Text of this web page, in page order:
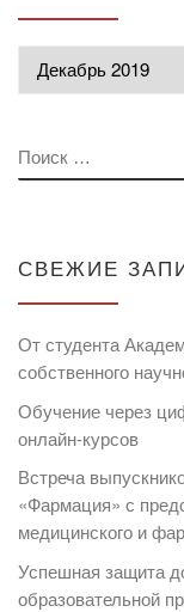
ПОИСК
СВЕЖИЕ
От студента
собственного
Обучение через
онлайн-курсов
Встреча
«Фармация» с
медицинского и
Успешная защита
образовательной